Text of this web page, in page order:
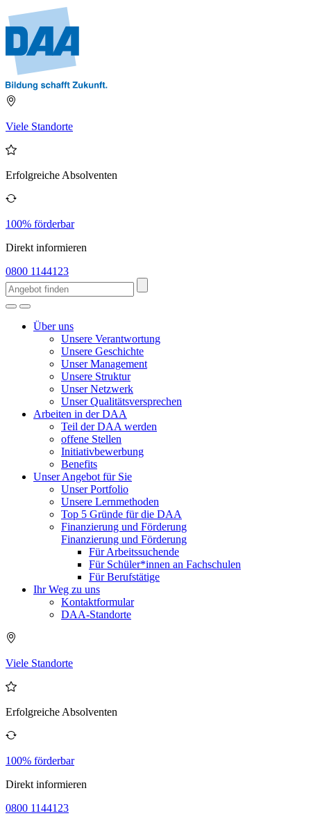
Viele Standorte
Erfolgreiche Absolventen
100% förderbar
Direkt informieren
0800 1144123
Über uns
Unsere Verantwortung
Unsere Geschichte
Unser Management
Unsere Struktur
Unser Netzwerk
Unser Qualitätsversprechen
Arbeiten in der DAA
Teil der DAA werden
offene Stellen
Initiativbewerbung
Benefits
Unser Angebot für Sie
Unser Portfolio
Unsere Lernmethoden
Top 5 Gründe für die DAA
Finanzierung und Förderung
Finanzierung und Förderung
Für Arbeitssuchende
Für Schüler*innen an Fachschulen
Für Berufstätige
Ihr Weg zu uns
Kontaktformular
DAA-Standorte
Viele Standorte
Erfolgreiche Absolventen
100% förderbar
Direkt informieren
0800 1144123